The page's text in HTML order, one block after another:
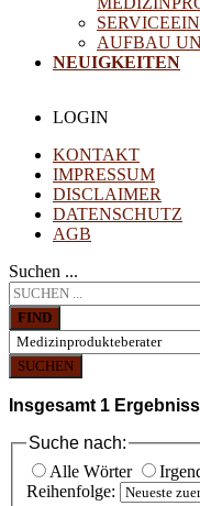
AUFBAU
NEUIGKEITEN
LOGIN
KONTAKT
IMPRESSUM
DISCLAIMER
DATENSCHUTZ
AGB
Suchen ...
FIND
SUCHEN
Insgesamt 1
Suche nach:
Alle Wörter
Reihenfolge: